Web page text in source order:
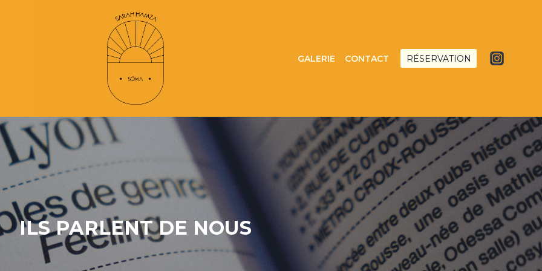
GALERIE CONTACT RÉSERVATION
ILS PARLENT DE NOUS